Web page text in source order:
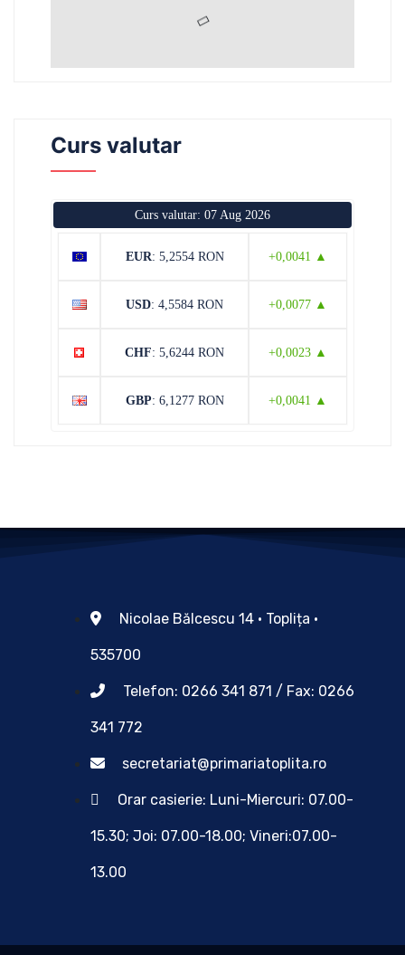
Curs valutar
Curs valutar: 07 Aug 2026
EUR: 5,2554 RON +0,0041 ▲
USD: 4,5584 RON +0,0077 ▲
CHF: 5,6244 RON +0,0023 ▲
GBP: 6,1277 RON +0,0041 ▲
Nicolae Bălcescu 14 • Toplița •
535700
Telefon: 0266 341 871 / Fax: 0266
341 772
secretariat@primariatoplita.ro
Orar casierie: Luni-Miercuri: 07.00-
15.30; Joi: 07.00-18.00; Vineri:07.00-
13.00